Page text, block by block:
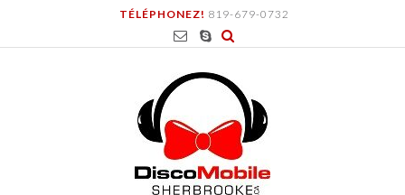
content
TÉLÉPHONEZ! 819-679-0732